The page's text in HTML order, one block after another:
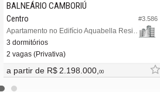
#3.586
BALNEÁRIO CAMBORIÚ
Centro
Apartamento no Edifício Aquabella Residence
3 dormitórios
2 vagas (Privativa)
a partir de R$ 2.198.000,00